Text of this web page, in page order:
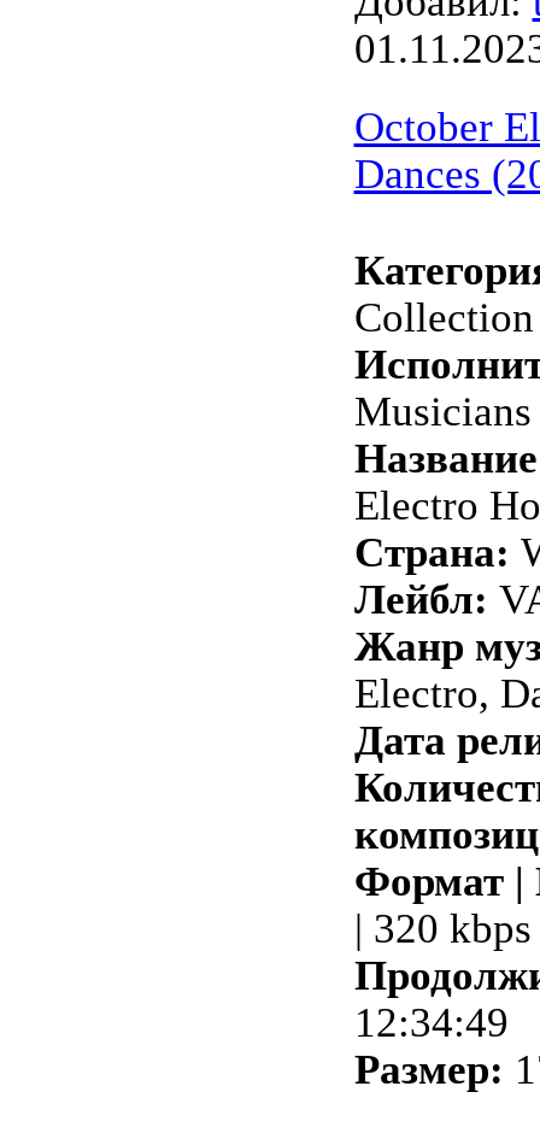
October
Dances
Collection
Musicians
Electro
Страна:
Лейбл:
Жанр
Electro,
Дата
Формат |
| 320 kbps
12:34:49
Размер: